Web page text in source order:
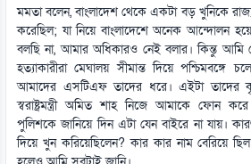
মমতা বলেন, বাংলাদেশ থেকে একটা বড় খুনিকে
করেছিল; যা নিয়ে বাংলাদেশে অনেক আন্দোলন
বলছি না, আমার অধিকারও নেই বলার। কিন্তু আমি
হত্যাকারীরা মেঘালয় সীমান্ত দিয়ে
আমাদের এসটিএফ তাদের ধরে। এইটা তাদের
স্বরাষ্ট্রমন্ত্রী অমিত শাহ নিজে আমাকে ফোন
পুলিশকে জানিয়ে দিন এটা যেন বাইরে না যায়।
দিয়ে খুন করিয়েছিলেন? কার কার নাম বেরিয়ে